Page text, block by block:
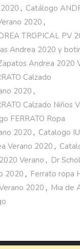
, Catálogo
2020 ,
TROPICAL PV
Andrea 2020 y
Andrea 2020
Calzado
2020 ,
Calzado Niños
FERRATO Ropa
2020 , Catalogo
Verano 2020 ,
Verano , Dr
2020 , Ferrato ropa
2020 , Mia de